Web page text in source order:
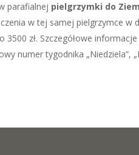
parafialnej pielgrzymki do
w tej samej pielgrzymce w
3500 zł. Szczegółowe
numer tygodnika „Niedziela”,